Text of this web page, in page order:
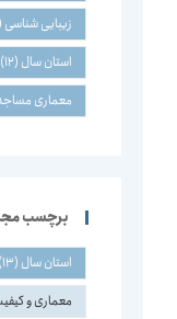
زیبایی شناسی (14)
استان سال (12)
معماری
برچسب
استان سال (13)
معماری و